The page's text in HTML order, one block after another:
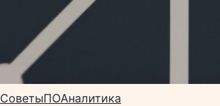
СоветыПОАналитика